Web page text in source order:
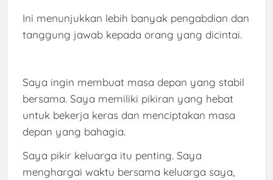
Ini menunjukkan lebih banyak pengabdian dan
tanggung jawab kepada orang yang dicintai.
Saya ingin membuat masa depan yang stabil
bersama. Saya memiliki pikiran yang hebat
untuk bekerja keras dan menciptakan masa
depan yang bahagia.
Saya pikir keluarga itu penting. Saya
menghargai waktu bersama keluarga saya,